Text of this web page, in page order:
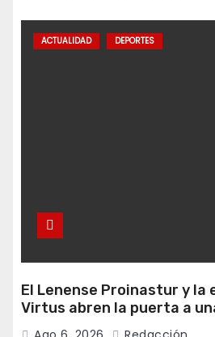
ACTUALIDAD DEPORTES
El Lenense Proinastur y la
Virtus abren la puerta a
colaboración internacional